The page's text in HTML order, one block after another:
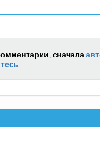
сначала